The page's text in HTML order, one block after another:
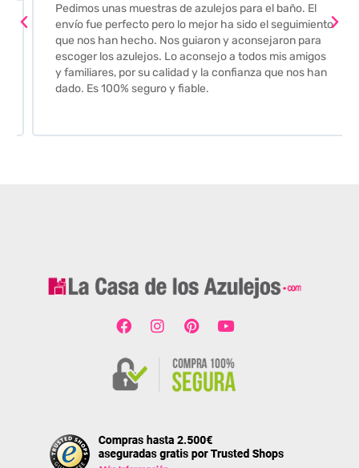
Pedimos unas muestras de azulejos para el baño. El
envío fue perfecto pero lo mejor ha sido el seguimiento
que nos han hecho. Nos guiaron y aconsejaron para
escoger los azulejos. Lo aconsejo a todos mis amigos
y familiares, por su calidad y la confianza que nos han
dado. Es 100% seguro y fiable.